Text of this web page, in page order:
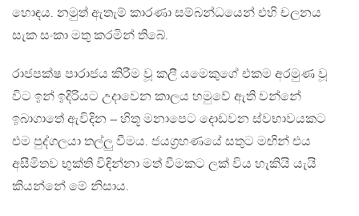
හොඳය. නමුත් ඇතැම් කාරණා සම්බන්ධයෙන් එහි චලනය
සැක සංකා මතු කරමින් තිබේ.
රාජපක්ෂ පාරාජය කිරීම වූ කලී යමෙකුගේ එකම අරමුණ වූ
විට ඉන් ඉදිරියට උදාවෙන කාලය හමුවේ ඇති වන්නේ
ඉබාගාතේ ඇවිදින – හිතූ මනාපෙට දොඩවන ස්වභාවයකට
එම පුද්ගලයා තල්ලු වීමය. ජයග්‍රහණයේ සතුට මඟින් එය
අසීමිතව භුක්ති විඳින්නා මත් වීමකට ලක් විය හැකියි යැයි
කියන්නේ මේ නිසාය.